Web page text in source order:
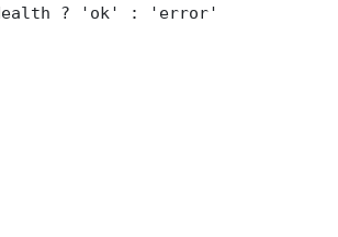
? 'ok' : 'error'